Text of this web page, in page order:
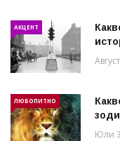
АКЦЕНТ
ЛЮБОПИТНО
Юли